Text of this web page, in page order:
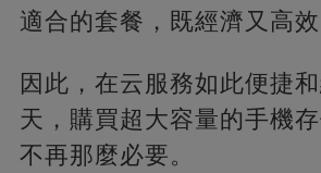
適合的套餐，既經濟又高效
因此，在云服務如此便捷
天，購買超大容量的手機
不再那麼必要。